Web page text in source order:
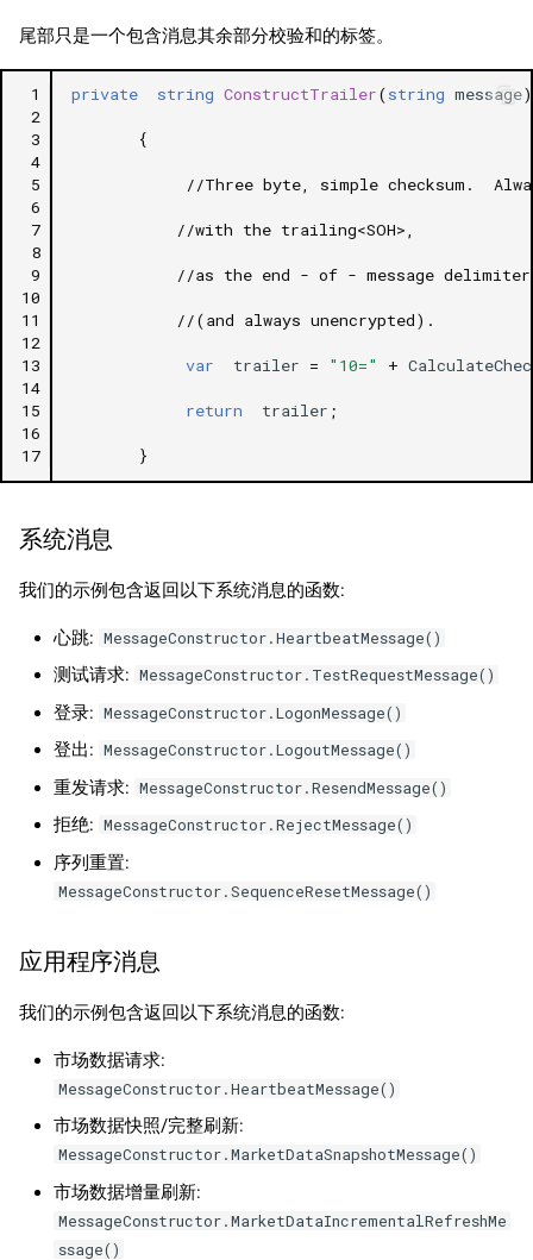
尾部只是一个包含消息其余部分校验和的标签。
1
2
3
4
5
6
7
8
9
10
11
12
13
14
15
16
17
private string ConstructTrailer(string message)
{
//Three byte, simple checksum.
//with the trailing<SOH>,
//as the end - of - message
//(and always unencrypted).
var trailer = "10=" +
return trailer ;
}
系统消息
我们的示例包含返回以下系统消息的函数:
心跳: MessageConstructor.HeartbeatMessage()
测试请求: MessageConstructor.TestRequestMessage()
登录: MessageConstructor.LogonMessage()
登出: MessageConstructor.LogoutMessage()
重发请求: MessageConstructor.ResendMessage()
拒绝: MessageConstructor.RejectMessage()
序列重置:
MessageConstructor.SequenceResetMessage()
应用程序消息
我们的示例包含返回以下系统消息的函数:
市场数据请求:
MessageConstructor.HeartbeatMessage()
市场数据快照/完整刷新:
MessageConstructor.MarketDataSnapshotMessage()
市场数据增量刷新:
MessageConstructor.MarketDataIncrementalRefreshMe
ssage()